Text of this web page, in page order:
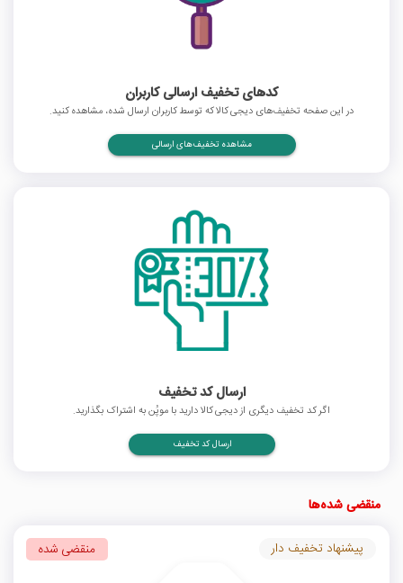
کدهای تخفیف ارسالی کاربران
در این صفحه تخفیف‌های دیجی کالا که توسط کاربران ارسال شده، مشاهده کنید.
مشاهده تخفیف‌های ارسالی
ارسال کد تخفیف
اگر کد تخفیف دیگری از دیجی کالا دارید با موپُن به اشتراک بگذارید.
ارسال کد تخفیف
منقضی شده‌ها
پیشنهاد تخفیف دار منقضی شده